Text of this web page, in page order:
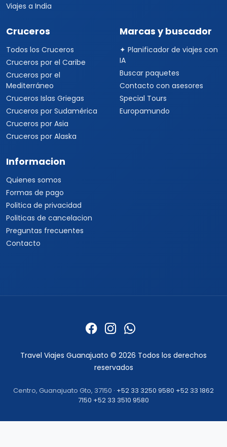
Viajes a Tanzania
Viajes a Asia
Viajes a China
Viajes a Corea del Sur
Viajes a Tailandia
Viajes a India
Cruceros
Todos los Cruceros
Cruceros por el Caribe
Mediterráneo
Cruceros Islas Griegas
Cruceros por Sudamérica
Cruceros por Asia
Cruceros por Alaska
Marcas y buscador
Informacion
Politicas de cancelacion